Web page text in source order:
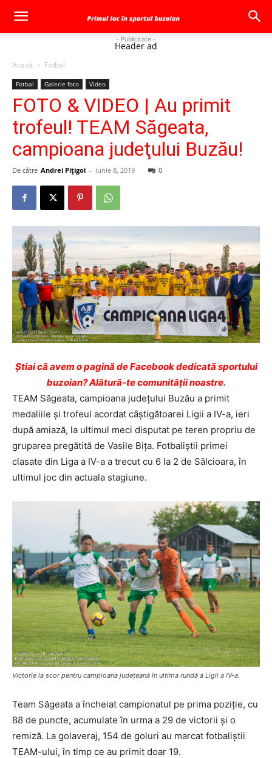
- Publicitate -
Header ad
Acasă Fotbal
Fotbal Galerie foto Video
FOTO & VIDEO | Au primit
trofeul! TEAM Săgeata,
campioana judeţului Buzău!
De către Andrei Pițigoi - iunie 8, 2019 0
Ştiai că avem o pagină de Facebook dedicată sportului
buzoian? Alătură-te comunității noastre.
TEAM Săgeata, campioana judeţului Buzău a primit
medaliile şi trofeul acordat câştigătoarei Ligii a IV-a, ieri
după amiază, la ultimul meci disputat pe teren propriu de
gruparea pregătită de Vasile Biţa. Fotbaliştii primei
clasate din Liga a IV-a a trecut cu 6 la 2 de Sălcioara, în
ultimul joc din actuala stagiune.
Victorie la scor pentru campioana judeţeană în ultima rundă a Ligii a IV-a.
Team Săgeata a încheiat campionatul pe prima poziţie, cu
88 de puncte, acumulate în urma a 29 de victorii şi o
remiză. La golaveraj, 154 de goluri au marcat fotbaliştii
TEAM-ului, în timp ce au primit doar 19.